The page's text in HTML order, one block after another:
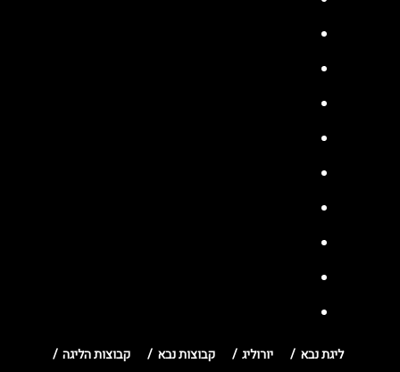
ליגת נבא יורוליג קבוצות נבא
קבוצות הליגה